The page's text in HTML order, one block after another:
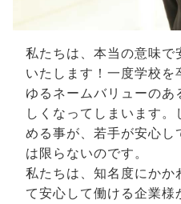
私たちは、本当の意味で
いたします！一度学校
ゆるネームバリューの
しくなってしまいます
める事が、若手が安心し
は限らないのです。
私たちは、知名度にかか
て安心して働ける企業